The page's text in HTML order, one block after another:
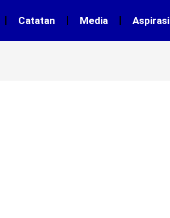
Catatan Media Aspirasi